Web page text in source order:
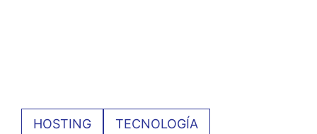
HOSTING TECNOLOGÍA